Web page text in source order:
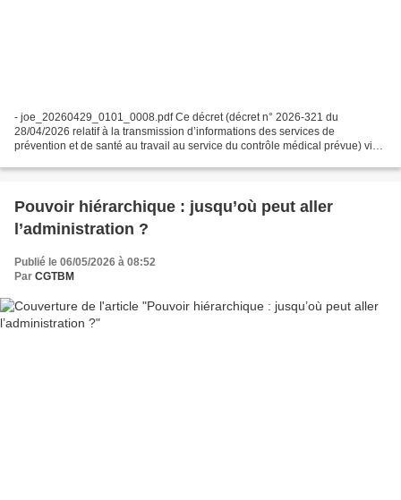
- joe_20260429_0101_0008.pdf Ce décret (décret n° 2026-321 du
28/04/2026 relatif à la transmission d’informations des services de
prévention et de santé au travail au service du contrôle médical prévue) vise
Pouvoir hiérarchique : jusqu’où peut aller
l’administration ?
Publié le 06/05/2026 à 08:52
Par CGTBM